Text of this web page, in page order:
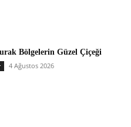
Bölgelerin Güzel Çiçeği
4 Ağustos 2026